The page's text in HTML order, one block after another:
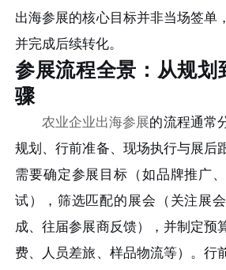
出海参展的核心目标并非当场签单
并完成后续转化。
参展流程全景：从规划
骤
农业企业出海参展的流程通常
规划、行前准备、现场执行与展后
需要确定参展目标（如品牌推广
试），筛选匹配的展会（关注展
成、往届参展商反馈），并制定预
费、人员差旅、样品物流等）。行